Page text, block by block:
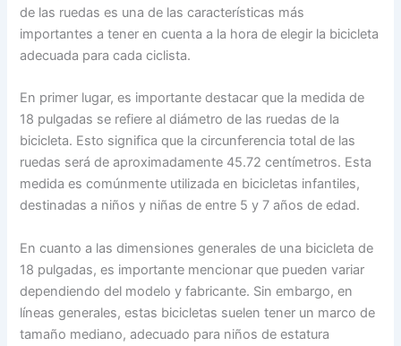
de las ruedas es una de las características más
importantes a tener en cuenta a la hora de elegir la bicicleta
adecuada para cada ciclista.
En primer lugar, es importante destacar que la medida de
18 pulgadas se refiere al diámetro de las ruedas de la
bicicleta. Esto significa que la circunferencia total de las
ruedas será de aproximadamente 45.72 centímetros. Esta
medida es comúnmente utilizada en bicicletas infantiles,
destinadas a niños y niñas de entre 5 y 7 años de edad.
En cuanto a las dimensiones generales de una bicicleta de
18 pulgadas, es importante mencionar que pueden variar
dependiendo del modelo y fabricante. Sin embargo, en
líneas generales, estas bicicletas suelen tener un marco de
tamaño mediano, adecuado para niños de estatura